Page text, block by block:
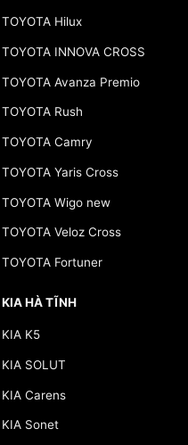
TOYOTA Hilux
TOYOTA INNOVA CROSS
TOYOTA Avanza Premio
TOYOTA Rush
TOYOTA Camry
TOYOTA Yaris Cross
TOYOTA Wigo new
TOYOTA Veloz Cross
TOYOTA Fortuner
KIA HÀ TĨNH
KIA K5
KIA SOLUT
KIA Carens
KIA Sonet